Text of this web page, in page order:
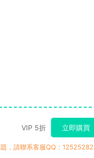
VIP 5折 立即購買
，請聯系客服QQ：